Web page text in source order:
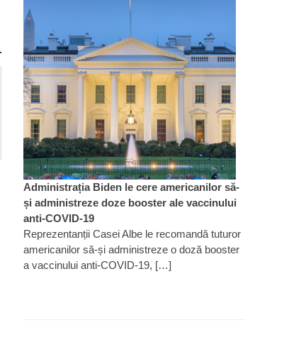
Administrația Biden le cere americanilor să-
și administreze doze booster ale vaccinului
anti-COVID-19
Reprezentanții Casei Albe le recomandă tuturor
americanilor să-și administreze o doză booster
a vaccinului anti-COVID-19, […]